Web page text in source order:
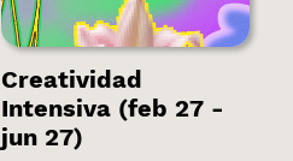
Creatividad
Intensiva (feb 27 -
jun 27)